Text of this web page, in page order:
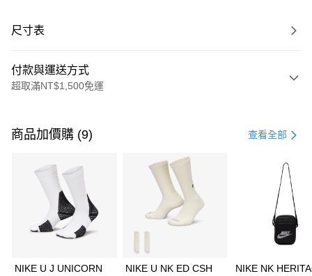
尺寸表
付款與運送方式
超取滿NT$1,500免運
信用卡一次付款
3 期 0 利率 每期 21家銀行
合作金庫商業銀行
第一商業銀行
華南商業銀行
彰化商業銀行
上海商業儲蓄銀行
Apple Pay
商品加價購 (9) 查看全部
NIKE U J UNICORN
NIKE U NK ED CSH
NIKE NK